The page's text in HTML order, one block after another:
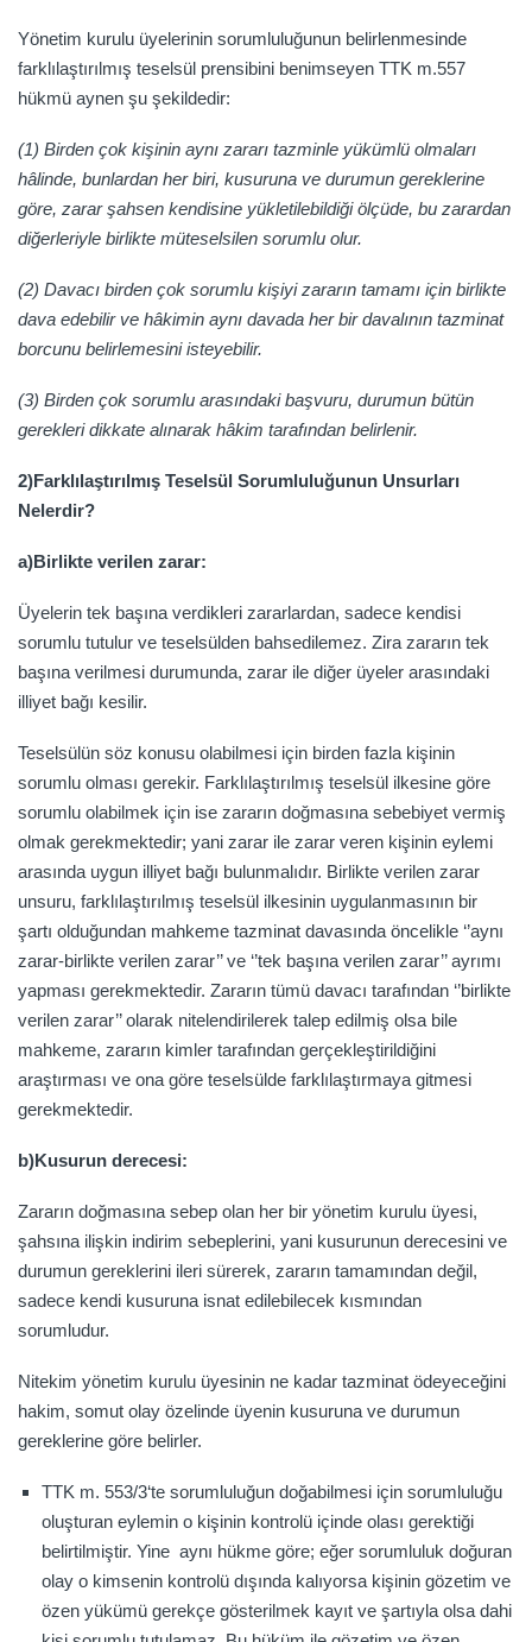
Yönetim kurulu üyelerinin sorumluluğunun belirlenmesinde
farklılaştırılmış teselsül prensibini benimseyen TTK m.557
hükmü aynen şu şekildedir:
(1) Birden çok kişinin aynı zararı tazminle yükümlü olmaları
hâlinde, bunlardan her biri, kusuruna ve durumun gereklerine
göre, zarar şahsen kendisine yükletilebildiği ölçüde, bu zarardan
diğerleriyle birlikte müteselsilen sorumlu olur.
(2) Davacı birden çok sorumlu kişiyi zararın tamamı için birlikte
dava edebilir ve hâkimin aynı davada her bir davalının tazminat
borcunu belirlemesini isteyebilir.
(3) Birden çok sorumlu arasındaki başvuru, durumun bütün
gerekleri dikkate alınarak hâkim tarafından belirlenir.
2)Farklılaştırılmış Teselsül Sorumluluğunun Unsurları
Nelerdir?
a)Birlikte verilen zarar:
Üyelerin tek başına verdikleri zararlardan, sadece kendisi
sorumlu tutulur ve teselsülden bahsedilemez. Zira zararın tek
başına verilmesi durumunda, zarar ile diğer üyeler arasındaki
illiyet bağı kesilir.
Teselsülün söz konusu olabilmesi için birden fazla kişinin
sorumlu olması gerekir. Farklılaştırılmış teselsül ilkesine göre
sorumlu olabilmek için ise zararın doğmasına sebebiyet vermiş
olmak gerekmektedir; yani zarar ile zarar veren kişinin eylemi
arasında uygun illiyet bağı bulunmalıdır. Birlikte verilen zarar
unsuru, farklılaştırılmış teselsül ilkesinin uygulanmasının bir
şartı olduğundan mahkeme tazminat davasında öncelikle ‘’aynı
zarar-birlikte verilen zarar’’ ve ‘’tek başına verilen zarar’’ ayrımı
yapması gerekmektedir. Zararın tümü davacı tarafından ‘’birlikte
verilen zarar’’ olarak nitelendirilerek talep edilmiş olsa bile
mahkeme, zararın kimler tarafından gerçekleştirildiğini
araştırması ve ona göre teselsülde farklılaştırmaya gitmesi
gerekmektedir.
b)Kusurun derecesi:
Zararın doğmasına sebep olan her bir yönetim kurulu üyesi,
şahsına ilişkin indirim sebeplerini, yani kusurunun derecesini ve
durumun gereklerini ileri sürerek, zararın tamamından değil,
sadece kendi kusuruna isnat edilebilecek kısmından
sorumludur.
Nitekim yönetim kurulu üyesinin ne kadar tazminat ödeyeceğini
hakim, somut olay özelinde üyenin kusuruna ve durumun
gereklerine göre belirler.
TTK m. 553/3‘te sorumluluğun doğabilmesi için sorumluluğu
oluşturan eylemin o kişinin kontrolü içinde olası gerektiği
belirtilmiştir. Yine aynı hükme göre; eğer sorumluluk doğuran
olay o kimsenin kontrolü dışında kalıyorsa kişinin gözetim ve
özen yükümü gerekçe gösterilmek kayıt ve şartıyla olsa dahi